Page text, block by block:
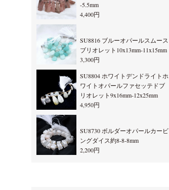
-5.5mm
4,400円
SU8816 ブルーオパールスムース
ブリオレット10x13mm-11x15mm
3,300円
SU8804 ホワイトデンドライトホ
ワイトオパールファセッテドブ
リオレット9x16mm-12x25mm
4,950円
SU8730 ボルダーオパールカービ
ングダイス約8-8-8mm
2,200円